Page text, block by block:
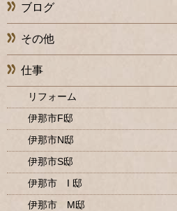
ブログ
その他
仕事
リフォーム
伊那市F邸
伊那市N邸
伊那市S邸
伊那市 I 邸
伊那市 M邸